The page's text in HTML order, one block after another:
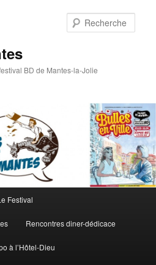
BD de Mantes-la-Jolie
Festival
Rencontres diner-dédicace
à l’Hôtel-Dieu